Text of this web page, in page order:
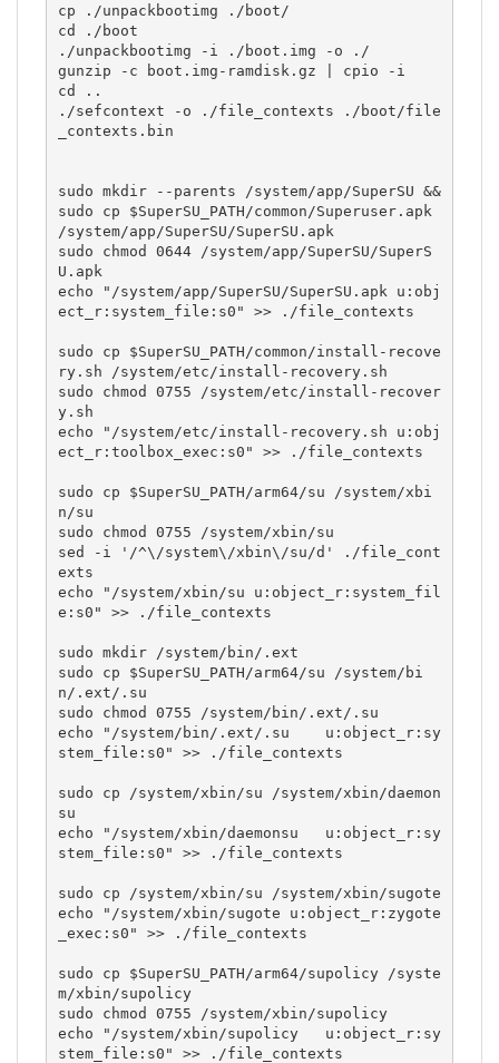
cp ./unpackbootimg ./boot/
cd ./boot
./unpackbootimg -i ./boot.img -o ./
gunzip -c boot.img-ramdisk.gz | cpio -i
cd ..
./sefcontext -o ./file_contexts ./boot/file
_contexts.bin
sudo mkdir --parents /system/app/SuperSU &&
sudo cp $SuperSU_PATH/common/Superuser.apk
/system/app/SuperSU/SuperSU.apk
sudo chmod 0644 /system/app/SuperSU/SuperS
U.apk
echo "/system/app/SuperSU/SuperSU.apk u:obj
ect_r:system_file:s0" >> ./file_contexts
sudo cp $SuperSU_PATH/common/install-recove
ry.sh /system/etc/install-recovery.sh
sudo chmod 0755 /system/etc/install-recover
y.sh
echo "/system/etc/install-recovery.sh u:obj
ect_r:toolbox_exec:s0" >> ./file_contexts
sudo cp $SuperSU_PATH/arm64/su /system/xbi
n/su
sudo chmod 0755 /system/xbin/su
sed -i '/^\/system\/xbin\/su/d' ./file_cont
exts
echo "/system/xbin/su u:object_r:system_fil
e:s0" >> ./file_contexts
sudo mkdir /system/bin/.ext
sudo cp $SuperSU_PATH/arm64/su /system/bi
n/.ext/.su
sudo chmod 0755 /system/bin/.ext/.su
echo "/system/bin/.ext/.su    u:object_r:sy
stem_file:s0" >> ./file_contexts
sudo cp /system/xbin/su /system/xbin/daemon
su
echo "/system/xbin/daemonsu   u:object_r:sy
stem_file:s0" >> ./file_contexts
sudo cp /system/xbin/su /system/xbin/sugote
echo "/system/xbin/sugote u:object_r:zygote
_exec:s0" >> ./file_contexts
sudo cp $SuperSU_PATH/arm64/supolicy /syste
m/xbin/supolicy
sudo chmod 0755 /system/xbin/supolicy
echo "/system/xbin/supolicy   u:object_r:sy
stem_file:s0" >> ./file_contexts